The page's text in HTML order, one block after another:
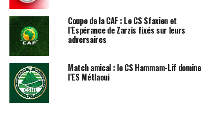
Coupe de la CAF : Le CS Sfaxien et
l’Espérance de Zarzis fixés sur leurs
adversaires
Match amical : le CS Hammam-Lif domine
l’ES Métlaoui